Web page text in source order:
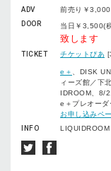
ADV
前売り￥
DOOR
当日￥3,500(
致します
TICKET チケットぴあ
e＋
、DISK
ィーズ館／下
IDROOM、8/
e＋プレオー
お申し込みペ
INFO